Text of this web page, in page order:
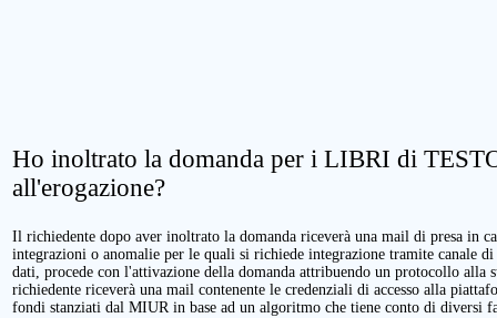
Ho inoltrato la domanda per i LIBRI di
all'erogazione?
Il richiedente dopo aver inoltrato la domanda riceverà una mail di presa in
integrazioni o anomalie per le quali si richiede integrazione tramite canale
dati, procede con l'attivazione della domanda attribuendo un protocollo alla
richiedente riceverà una mail contenente le credenziali di accesso alla
fondi stanziati dal MIUR in base ad un algoritmo che tiene conto di diversi